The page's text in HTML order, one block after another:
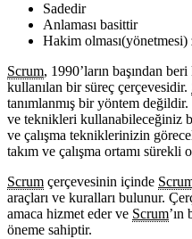
Sadedir
Anlaması basittir
Hakim olması(yönetmesi)
Scrum, 1990’ların başından
kullanılan bir süreç çerçevesidir.
tanımlanmış bir yöntem
ve teknikleri kullanabileceğiniz
ve çalışma tekniklerinizin
takım ve çalışma ortamı
Scrum çerçevesinin içinde
araçları ve kuralları bulunur.
amaca hizmet eder ve Scrum’ın
öneme sahiptir.